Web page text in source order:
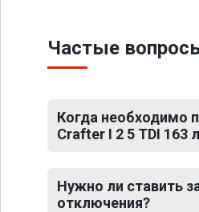
Частые
Когда необходимо
Crafter I 2 5 TDI 163
Нужно ли ставить
отключения?